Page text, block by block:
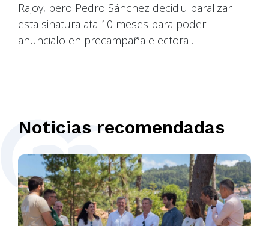
Rajoy, pero Pedro Sánchez decidiu paralizar
esta sinatura ata 10 meses para poder
anuncialo en precampaña electoral.
Noticias recomendadas